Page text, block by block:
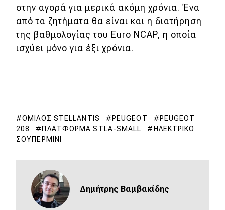
στην αγορά για μερικά ακόμη χρόνια. Ένα
από τα ζητήματα θα είναι και η διατήρηση
της βαθμολογίας του Euro NCAP, η οποία
ισχύει μόνο για έξι χρόνια.
ΌΜΙΛΟΣ STELLANTIS PEUGEOT
PEUGEOT
208
ΠΛΑΤΦΌΡΜΑ STLA-SMALL
ΗΛΕΚΤΡΙΚΌ
ΣΟΥΠΕΡΜΊΝΙ
Δημήτρης Βαμβακίδης